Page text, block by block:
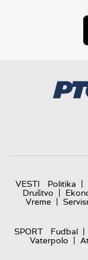
VESTI Politika |
Društvo |
Vreme |
SPORT
Fudbal |
Vaterpolo |